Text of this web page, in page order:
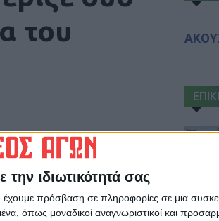
την ιδιωτικότητά σας
έχουμε πρόσβαση σε πληροφορίες σε μια
όπως μοναδικοί αναγνωριστικοί και
του